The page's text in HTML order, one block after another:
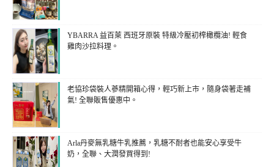
YBARRA 益百萊 西班牙原裝 特級冷壓初榨橄欖油! 輕食
雞肉沙拉料理。
老協珍袋裝人蔘精開箱心得，輕巧新上市，隨身袋著走補
氣! 全聯販售優惠中。
Arla丹麥無乳糖牛乳推薦，乳糖不耐者也能安心享受牛
奶，全聯、大潤發買得到!